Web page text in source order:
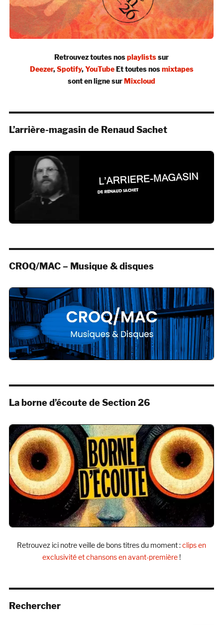
Retrouvez toutes nosplaylistssur
Deezer,Spotify,YouTubeEt toutes nosmixtapes
sont en ligne surMixcloud
L’arrière-magasin de Renaud Sachet
CROQ/MAC – Musique & disques
La borne d’écoute de Section 26
Retrouvez ici notre veille de bons titres du moment :clips en
exclusivité et chansons en avant-première !
Rechercher